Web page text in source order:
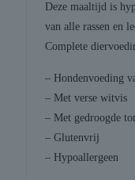
Deze maaltijd is
van alle rassen en
Complete
– Hondenvoeding
– Met verse witvis
– Met gedroogde
– Glutenvrij
– Hypoallergeen